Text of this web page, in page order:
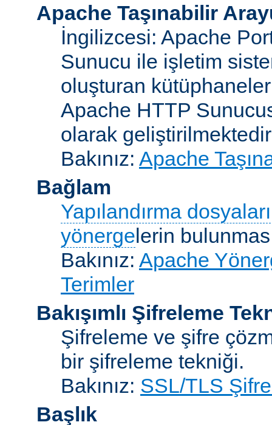
Apache Taşınabilir
İngilizcesi: Apache
Sunucu ile işletim
oluşturan
Apache HTTP
olarak
Bakınız: Apache
Bağlam
Yapılandırma dosyaları
yönergelerin
Bakınız: Apache
Terimler
Bakışımlı Şifreleme
Şifreleme ve şifre
bir şifreleme tekniği.
Bakınız: SSL/TLS
Başlık